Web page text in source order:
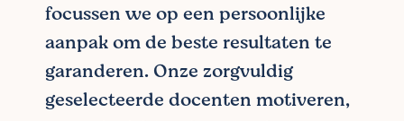
focussen we op een persoonlijke
aanpak om de beste resultaten te
garanderen. Onze zorgvuldig
geselecteerde docenten motiveren,